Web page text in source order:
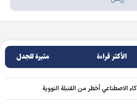
الأکثر قراءة مثيرة للجدل
الاصطناعي أخطر من القنبلة النووية